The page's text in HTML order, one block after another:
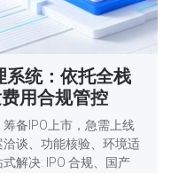
统：依托全栈
用合规管控
备IPO上市，急需上线
谈、功能核验、环境适
解决: IPO 合规、国产